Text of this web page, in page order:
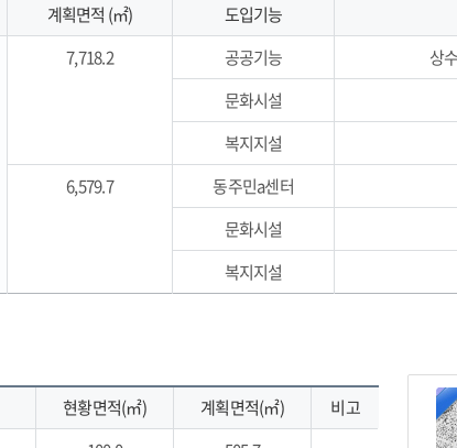
계획면적 (㎡) 도입기능
7,718.2 공공기능
상
문화시설
복지지설
6,579.7 동주민a센터
문화시설
복지지설
현황면적(㎡) 계획면적(㎡)
비고